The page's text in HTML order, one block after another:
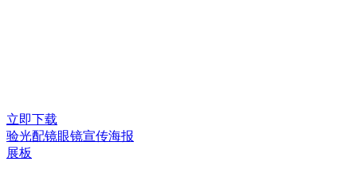
立即下载
验光配镜眼镜宣传海报
展板